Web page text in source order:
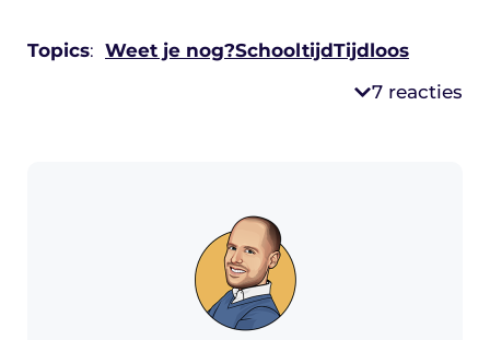
Topics: Weet je nog?SchooltijdTijdloos
7 reacties